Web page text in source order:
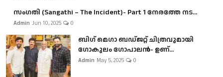
സംഗതി (Sangathi – The Incident)- Part 1 നേരത്തേ നട...
Admin Jun 10, 2025 0
ബി​ഗ് മെഗാ ബഡ്ജറ്റ് ചിത്രവുമായി
ഗോകുലം ഗോപാലൻ- ഉണ്...
Admin May 5, 2025 0